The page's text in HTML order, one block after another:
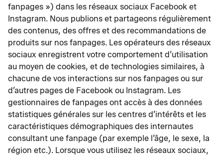
fanpages ») dans les réseaux sociaux Facebook et
Instagram. Nous publions et partageons régulièrement
des contenus, des offres et des recommandations de
produits sur nos fanpages. Les opérateurs des réseaux
sociaux enregistrent votre comportement d’utilisation
au moyen de cookies, et de technologies similaires, à
chacune de vos interactions sur nos fanpages ou sur
d’autres pages de Facebook ou Instagram. Les
gestionnaires de fanpages ont accès à des données
statistiques générales sur les centres d’intérêts et les
caractéristiques démographiques des internautes
consultant une fanpage (par exemple l’âge, le sexe, la
région etc.). Lorsque vous utilisez les réseaux sociaux,